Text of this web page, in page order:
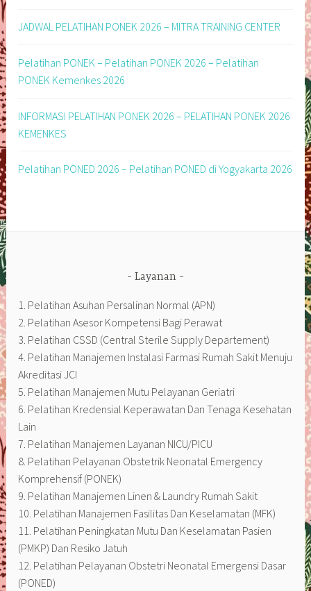
JADWAL PELATIHAN PONEK 2026 – MITRA TRAINING CENTER
Pelatihan PONEK – Pelatihan PONEK 2026 – Pelatihan
PONEK Kemenkes 2026
INFORMASI PELATIHAN PONEK 2026 – PELATIHAN PONEK 2026
KEMENKES
Pelatihan PONED 2026 – Pelatihan PONED di Yogyakarta 2026
Layanan
1. Pelatihan Asuhan Persalinan Normal (APN)
2. Pelatihan Asesor Kompetensi Bagi Perawat
3. Pelatihan CSSD (Central Sterile Supply Departement)
4. Pelatihan Manajemen Instalasi Farmasi Rumah Sakit Menuju
Akreditasi JCI
5. Pelatihan Manajemen Mutu Pelayanan Geriatri
6. Pelatihan Kredensial Keperawatan Dan Tenaga Kesehatan
Lain
7. Pelatihan Manajemen Layanan NICU/PICU
8. Pelatihan Pelayanan Obstetrik Neonatal Emergency
Komprehensif (PONEK)
9. Pelatihan Manajemen Linen & Laundry Rumah Sakit
10. Pelatihan Manajemen Fasilitas Dan Keselamatan (MFK)
11. Pelatihan Peningkatan Mutu Dan Keselamatan Pasien
(PMKP) Dan Resiko Jatuh
12. Pelatihan Pelayanan Obstetri Neonatal Emergensi Dasar
(PONED)